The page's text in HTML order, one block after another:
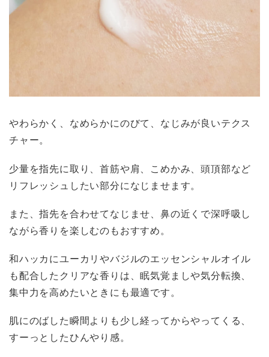
やわらかく、なめらかにのびて、なじみが良いテクス
チャー。
少量を指先に取り、首筋や肩、こめかみ、頭頂部など
リフレッシュしたい部分になじませます。
また、指先を合わせてなじませ、鼻の近くで深呼吸し
ながら香りを楽しむのもおすすめ。
和ハッカにユーカリやバジルのエッセンシャルオイル
も配合したクリアな香りは、眠気覚ましや気分転換、
集中力を高めたいときにも最適です。
肌にのばした瞬間よりも少し経ってからやってくる、
すーっとしたひんやり感。